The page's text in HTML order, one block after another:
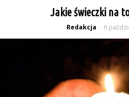
Jakie świeczki na
Redakcja - 6